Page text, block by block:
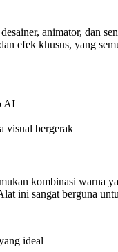
animator, dan
efek khusus, yang
AI
visual bergerak
kombinasi warna
ini sangat berguna
ideal